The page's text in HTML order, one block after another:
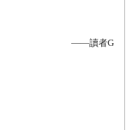
——讀者G